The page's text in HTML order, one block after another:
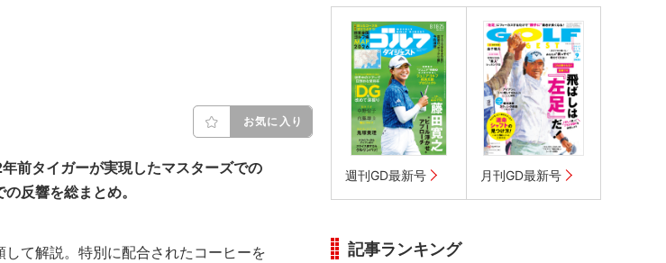
お気に入り
前タイガーが実現したマスターズでの
反響を総まとめ。
て解説。特別に配合されたコーヒーを
週刊GD最新号 月刊GD最新号
記事ランキング